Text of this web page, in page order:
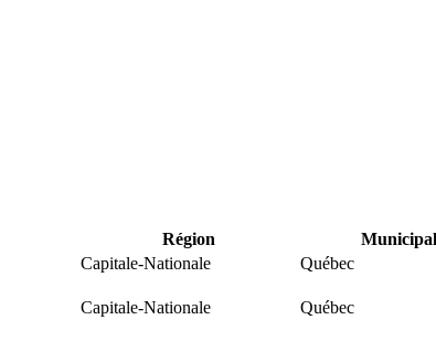
Région
Capitale-Nationale
Québec
Capitale-Nationale Québec